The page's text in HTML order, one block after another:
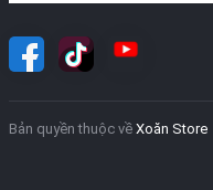
Bản quyền thuộc về Xoăn Store